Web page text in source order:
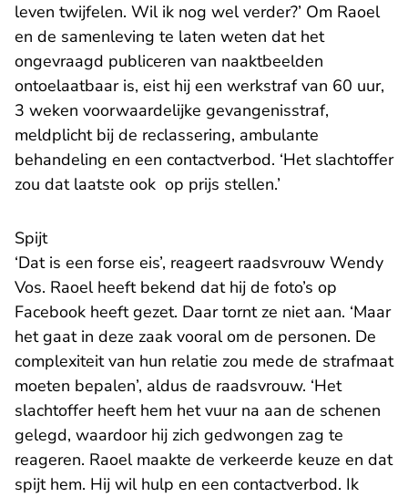
leven twijfelen. Wil ik nog wel verder?’ Om Raoel
en de samenleving te laten weten dat het
ongevraagd publiceren van naaktbeelden
ontoelaatbaar is, eist hij een werkstraf van 60 uur,
3 weken voorwaardelijke gevangenisstraf,
meldplicht bij de reclassering, ambulante
behandeling en een contactverbod. ‘Het slachtoffer
zou dat laatste ook op prijs stellen.’
Spijt
‘Dat is een forse eis’, reageert raadsvrouw Wendy
Vos. Raoel heeft bekend dat hij de foto’s op
Facebook heeft gezet. Daar tornt ze niet aan. ‘Maar
het gaat in deze zaak vooral om de personen. De
complexiteit van hun relatie zou mede de strafmaat
moeten bepalen’, aldus de raadsvrouw. ‘Het
slachtoffer heeft hem het vuur na aan de schenen
gelegd, waardoor hij zich gedwongen zag te
reageren. Raoel maakte de verkeerde keuze en dat
spijt hem. Hij wil hulp en een contactverbod. Ik